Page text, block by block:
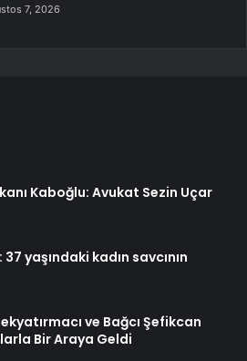
7, 2026
Kaboğlu: Avukat Sezin Uçar
yaşındaki kadın savcının
ve Bağcı Şefikcan
Bir Araya Geldi